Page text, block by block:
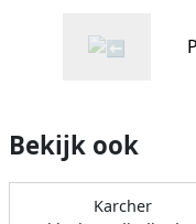
Bekijk ook
Karcher